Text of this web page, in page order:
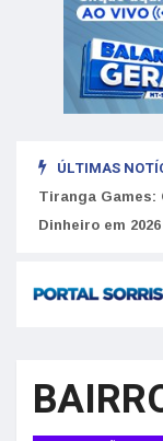
ÚLTIMAS
Tiranga Games:
Dinheiro em 2026